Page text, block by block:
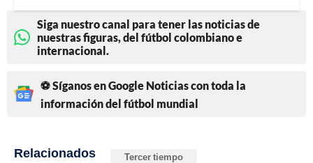
Siga nuestro canal para tener las noticias de
nuestras figuras, del fútbol colombiano e
internacional.
⚽ Síganos en Google Noticias con toda la
información del fútbol mundial
Relacionados Tercer tiempo